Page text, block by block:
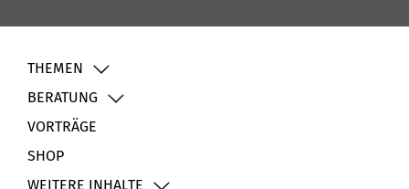
THEMEN
BERATUNG
VORTRÄGE
SHOP
WEITERE INHALTE